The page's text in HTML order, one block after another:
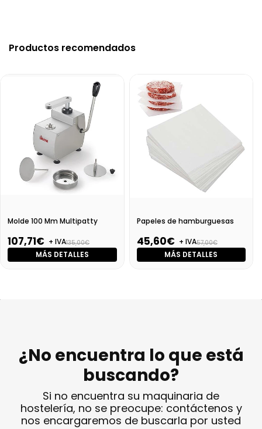
Productos recomendados
Molde 100 Mm Multipatty
107,71€ + IVA135,00€
MÁS DETALLES
Papeles de hamburguesas
45,60€ + IVA57,00€
MÁS DETALLES
¿No encuentra lo que está
buscando?
Si no encuentra su maquinaria de
hostelería, no se preocupe: contáctenos y
nos encargaremos de buscarla por usted